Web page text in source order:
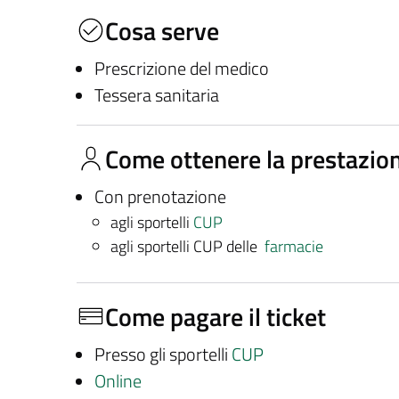
Cosa serve
Prescrizione del medico
Tessera sanitaria
Come ottenere la
Con prenotazione
agli sportelli CUP
agli sportelli CUP delle farmacie
Come pagare il ticket
Presso gli sportelli CUP
Online